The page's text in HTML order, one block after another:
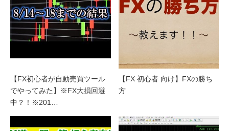
【FX初心者が自動売買ツール
でやってみた】※FX大損回避
中？！※201…
【FX 初心者 向け】FXの勝ち
方